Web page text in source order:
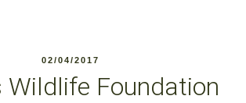
VERÖFFENTLICHT
02/04/2017
Wildlife Foundation